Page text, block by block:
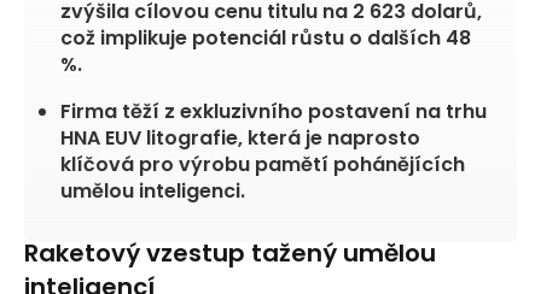
zvýšila cílovou cenu titulu na 2 623 dolarů,
což implikuje potenciál růstu o dalších 48
%.
Firma těží z exkluzivního postavení na trhu
HNA EUV litografie, která je naprosto
klíčová pro výrobu pamětí pohánějících
umělou inteligenci.
Raketový vzestup tažený umělou
inteligencí